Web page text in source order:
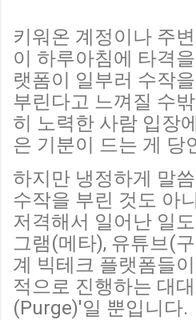
키워온 계정이나 주
이 하루아침에 타격
랫폼이 일부러 수작
부린다고 느껴질 수
히 노력한 사람 입장
은 기분이 드는 게 당
하지만 냉정하게 말
수작을 부린 것도 아
저격해서 일어난 일
그램(메타), 유튜브(
계 빅테크 플랫폼들
적으로 진행하는 대
(Purge)'일 뿐입니다.